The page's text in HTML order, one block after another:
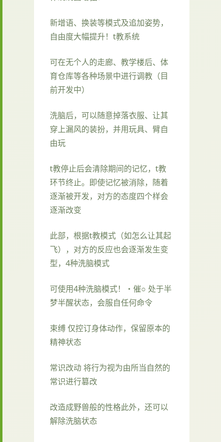
新增语、换装等模式及追加姿势，
自由度大幅提升！t教系统
可在无个人的走廊、教学楼后、体
育仓库等各种场景中进行调教（目
前开发中）
洗脑后，可以随意掉落衣服、让其
穿上漏风的装扮，并用玩具、臂自
由玩
t教停止后会清除期间的记忆，t教
环节终止。即使记忆被消除，随着
逐渐被开发，对方的态度四个样会
逐渐改变
此部，根据t教模式（如怎么让其起
飞），对方的反应也会逐渐发生变
型，4种洗脑模式
可使用4种洗脑模式！・催○ 处于半
梦半醒状态，会服自任何命令
束缚 仅控订身体动作，保留原本的
精神状态
常识改动 将行为视为由所当自然的
常识进行篡改
改造成野兽般的性格此外，还可以
解除洗脑状态